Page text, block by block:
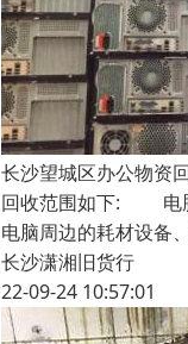
长沙望城区办公物资
回收范围如下: 电脑
电脑周边的耗材设
长沙潇湘旧货行
22-09-24 10:57:01